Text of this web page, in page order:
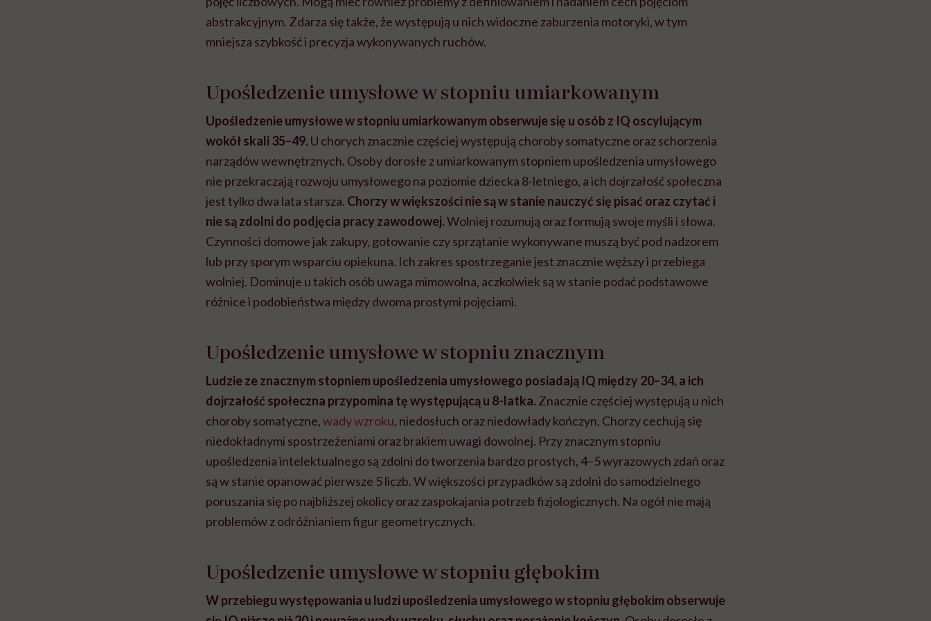
abstrakcyjnym. Zdarza się także, że występują u nich widoczne zaburzenia motoryki, w tym
mniejsza szybkość i precyzja wykonywanych ruchów.
Upośledzenie umysłowe w stopniu umiarkowanym
Upośledzenie umysłowe w stopniu umiarkowanym obserwuje się u osób z IQ oscylującym
wokół skali 35–49. U chorych znacznie częściej występują choroby somatyczne oraz schorzenia
narządów wewnętrznych. Osoby dorosłe z umiarkowanym stopniem upośledzenia umysłowego
nie przekraczają rozwoju umysłowego na poziomie dziecka 8-letniego, a ich dojrzałość społeczna
jest tylko dwa lata starsza. Chorzy w większości nie są w stanie nauczyć się pisać oraz czytać i
nie są zdolni do podjęcia pracy zawodowej.Wolniej rozumują oraz formują swoje myśli i słowa.
Czynności domowe jak zakupy, gotowanie czy sprzątanie wykonywane muszą być pod nadzorem
lub przy sporym wsparciu opiekuna. Ich zakres spostrzeganie jest znacznie węższy i przebiega
wolniej. Dominuje u takich osób uwaga mimowolna, aczkolwiek są w stanie podać podstawowe
różnice i podobieństwa między dwoma prostymi pojęciami.
Upośledzenie umysłowe w stopniu znacznym
Ludzie ze znacznym stopniem upośledzenia umysłowego posiadają IQ między 20–34, a ich
dojrzałość społeczna przypomina tę występującą u 8-latka. Znacznie częściej występują u nich
choroby somatyczne,wady wzroku, niedosłuch oraz niedowłady kończyn. Chorzy cechują się
niedokładnymi spostrzeżeniami oraz brakiem uwagi dowolnej. Przy znacznym stopniu
upośledzenia intelektualnego są zdolni do tworzenia bardzo prostych, 4–5 wyrazowych zdań oraz
są w stanie opanować pierwsze 5 liczb. W większości przypadków są zdolni do samodzielnego
poruszania się po najbliższej okolicy oraz zaspokajania potrzeb fizjologicznych. Na ogół nie mają
problemów z odróżnianiem figur geometrycznych.
Upośledzenie umysłowe w stopniu głębokim
W przebiegu występowania u ludzi upośledzenia umysłowego w stopniu głębokim obserwuje